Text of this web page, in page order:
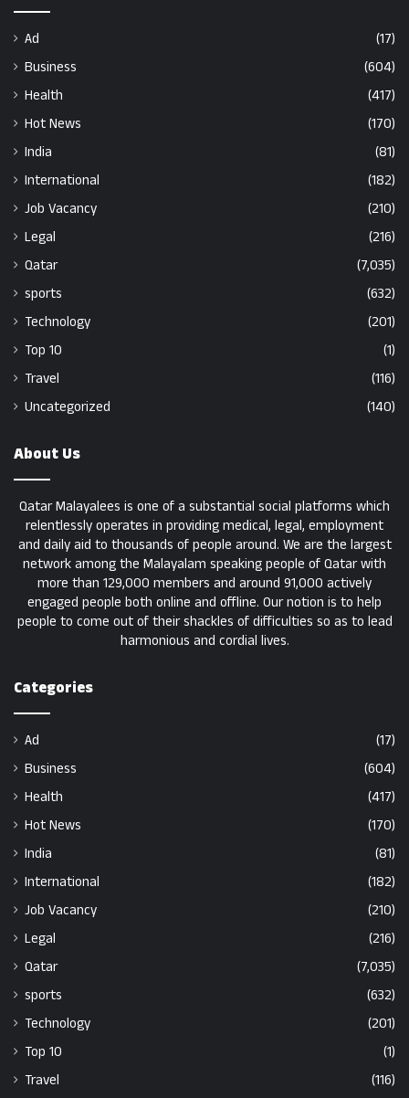
Ad
(17)
Business
(604)
Health
(417)
Hot News
(170)
India
(81)
International
(182)
Job Vacancy
(210)
Legal
(216)
Qatar
(7,035)
sports
(632)
Technology
(201)
Top 10
(1)
Travel
(116)
Uncategorized
(140)
About Us
Qatar Malayalees is one of a substantial social platforms which
relentlessly operates in providing medical, legal, employment
and daily aid to thousands of people around. We are the largest
network among the Malayalam speaking people of Qatar with
more than 129,000 members and around 91,000 actively
engaged people both online and offline. Our notion is to help
people to come out of their shackles of difficulties so as to lead
harmonious and cordial lives.
Categories
Ad
(17)
Business
(604)
Health
(417)
Hot News
(170)
India
(81)
International
(182)
Job Vacancy
(210)
Legal
(216)
Qatar
(7,035)
sports
(632)
Technology
(201)
Top 10
(1)
Travel
(116)